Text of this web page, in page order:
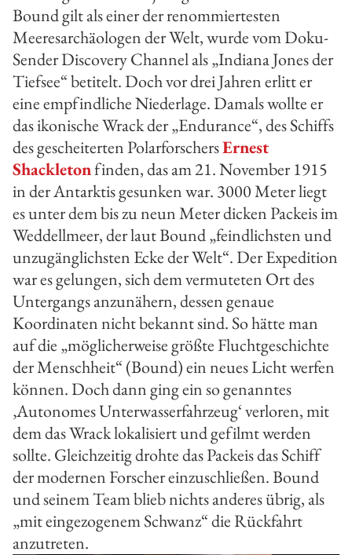
Bound gilt als einer der renommiertesten
Meeresarchäologen der Welt, wurde vom Doku-
Sender Discovery Channel als „Indiana Jones der
Tiefsee“ betitelt. Doch vor drei Jahren erlitt er
eine empfindliche Niederlage. Damals wollte er
das ikonische Wrack der „Endurance“, des Schiffs
des gescheiterten PolarforschersErnest
Shackletonfinden, das am 21. November 1915
in der Antarktis gesunken war. 3000 Meter liegt
es unter dem bis zu neun Meter dicken Packeis im
Weddellmeer, der laut Bound „feindlichsten und
unzugänglichsten Ecke der Welt“. Der Expedition
war es gelungen, sich dem vermuteten Ort des
Untergangs anzunähern, dessen genaue
Koordinaten nicht bekannt sind. So hätte man
auf die „möglicherweise größte Fluchtgeschichte
der Menschheit“ (Bound) ein neues Licht werfen
können. Doch dann ging ein so genanntes
‚Autonomes Unterwasserfahrzeug‘ verloren, mit
dem das Wrack lokalisiert und gefilmt werden
sollte. Gleichzeitig drohte das Packeis das Schiff
der modernen Forscher einzuschließen. Bound
und seinem Team blieb nichts anderes übrig, als
„mit eingezogenem Schwanz“ die Rückfahrt
anzutreten.